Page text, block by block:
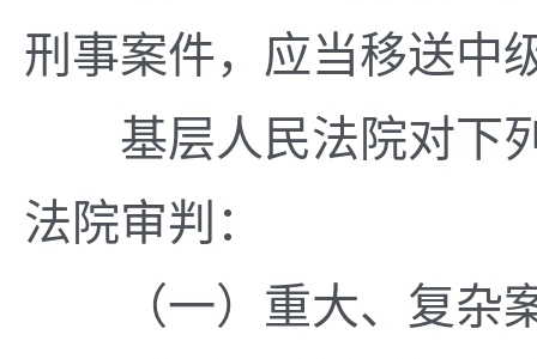
刑事案件，应当移送中
基层人民法院对下列
法院审判：
（一）重大、复杂